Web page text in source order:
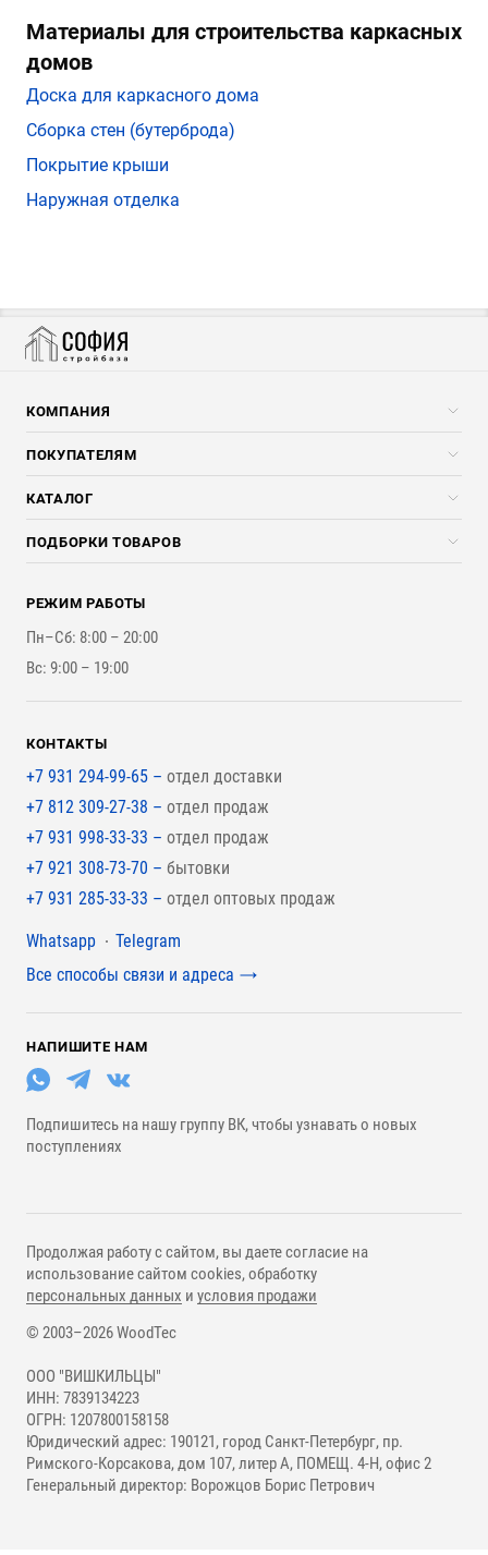
Материалы для строительства каркасных
домов
Доска для каркасного дома
Сборка стен (бутерброда)
Покрытие крыши
Наружная отделка
КОМПАНИЯ
Компания
Услуги
ПОКУПАТЕЛЯМ
Скидки стройкомпаниям
Доставка и разгрузка
Оплата и Возврат
Наши работы
КАТАЛОГ
Погонажные изделия
Брикеты, Дрова, Стружка
Стройматериалы
Инструменты
ПОДБОРКИ ТОВАРОВ
Для бутерброда стены
Для наружной отделки
Для покрытия крыши
РЕЖИМ РАБОТЫ
Пн–Сб: 8:00 – 20:00
Вс: 9:00 – 19:00
КОНТАКТЫ
+7 931 294-99-65 – отдел доставки
+7 812 309-27-38 – отдел продаж
+7 931 998-33-33 – отдел продаж
+7 921 308-73-70 – бытовки
+7 931 285-33-33 – отдел оптовых продаж
Мессенджеры
Whatsapp
Telegram
Все способы связи и адреса
НАПИШИТЕ НАМ
Подпишитесь на нашу группу ВК, чтобы узнавать о новых
поступлениях
© 2003–2026 WoodTec
ООО "ВИШКИЛЬЦЫ"
ИНН: 7839134223
ОГРН: 1207800158158
Юридический адрес: 190121, город Санкт-Петербург, пр.
Римского-Корсакова, дом 107, литер А, ПОМЕЩ. 4-Н, офис 2
Генеральный директор: Ворожцов Борис Петрович
Продолжая работу с сайтом, вы даете согласие на
использование сайтом cookies, обработку
персональных данных и условия продажи